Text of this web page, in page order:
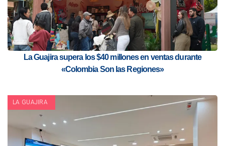
La Guajira supera los $40 millones en ventas durante
«Colombia Son las Regiones»
LA GUAJIRA